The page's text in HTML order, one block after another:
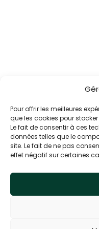
Pour offrir les meilleures
que les cookies pour
Le fait de consentir à ces
données telles que le
site. Le fait de ne pas
effet négatif sur certaines